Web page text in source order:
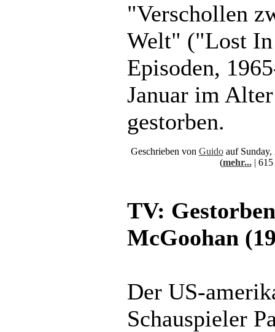
"Verschollen
Welt" ("Lost In
Episoden,
Januar im
gestorben.
Geschrieben von Guidoauf Sunday,
(mehr...| 615
TV:
McGoohan
Der US-
Schauspieler